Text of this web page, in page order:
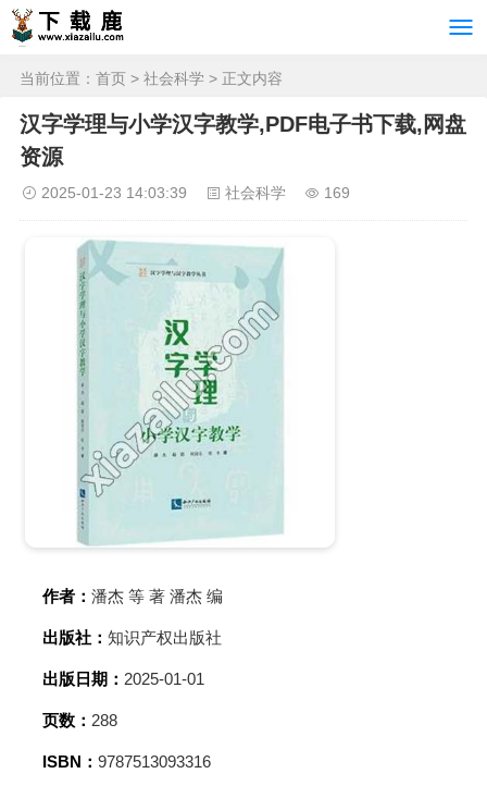
当前位置： 首页 > 社会科学 > 正文内容
汉字学理与小学汉字教学,PDF电子书下载,网盘
资源
2025-01-23 14:03:39 社会科学 169
作者： 潘杰 等 著 潘杰 编
出版社： 知识产权出版社
出版日期： 2025-01-01
页数： 288
ISBN： 9787513093316